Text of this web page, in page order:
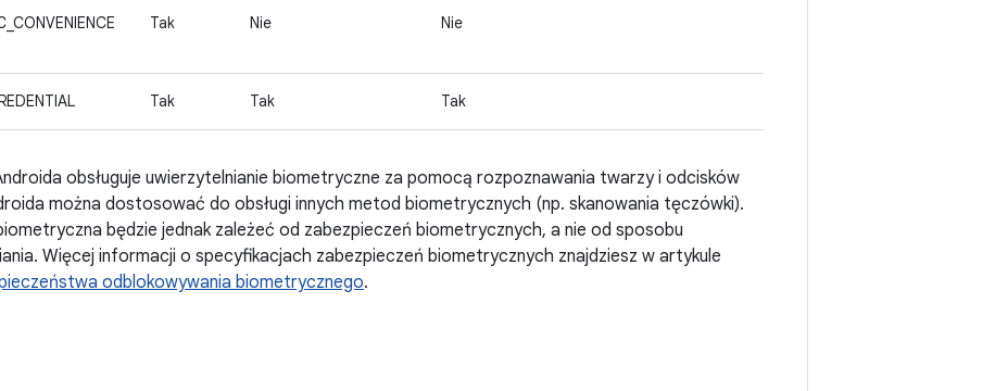
Tak Nie Nie
Tak Tak Tak
obsługuje uwierzytelnianie biometryczne za pomocą rozpoznawania twarzy i odcisków
można dostosować do obsługi innych metod biometrycznych (np. skanowania tęczówki).
będzie jednak zależeć od zabezpieczeń biometrycznych, a nie od sposobu
Więcej informacji o specyfikacjach zabezpieczeń biometrycznych znajdziesz w artykule
odblokowywania biometrycznego.